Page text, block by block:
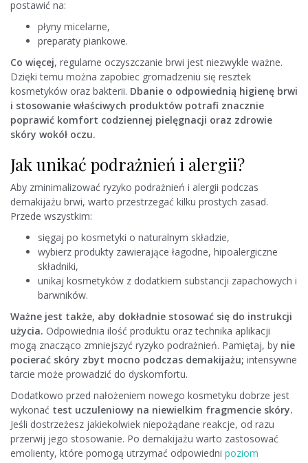
postawić na:
płyny micelarne,
preparaty piankowe.
Co więcej, regularne oczyszczanie brwi jest niezwykle ważne.
Dzięki temu można zapobiec gromadzeniu się resztek
kosmetyków oraz bakterii. Dbanie o odpowiednią higienę brwi
i stosowanie właściwych produktów potrafi znacznie
poprawić komfort codziennej pielęgnacji oraz zdrowie
skóry wokół oczu.
Jak unikać podrażnień i alergii?
Aby zminimalizować ryzyko podrażnień i alergii podczas
demakijażu brwi, warto przestrzegać kilku prostych zasad.
Przede wszystkim:
sięgaj po kosmetyki o naturalnym składzie,
wybierz produkty zawierające łagodne, hipoalergiczne
składniki,
unikaj kosmetyków z dodatkiem substancji zapachowych i
barwników.
Ważne jest także, aby dokładnie stosować się do instrukcji
użycia. Odpowiednia ilość produktu oraz technika aplikacji
mogą znacząco zmniejszyć ryzyko podrażnień. Pamiętaj, by nie
pocierać skóry zbyt mocno podczas demakijażu; intensywne
tarcie może prowadzić do dyskomfortu.
Dodatkowo przed nałożeniem nowego kosmetyku dobrze jest
wykonać test uczuleniowy na niewielkim fragmencie skóry.
Jeśli dostrzeżesz jakiekolwiek niepożądane reakcje, od razu
przerwij jego stosowanie. Po demakijażu warto zastosować
emolienty, które pomogą utrzymać odpowiedni poziom